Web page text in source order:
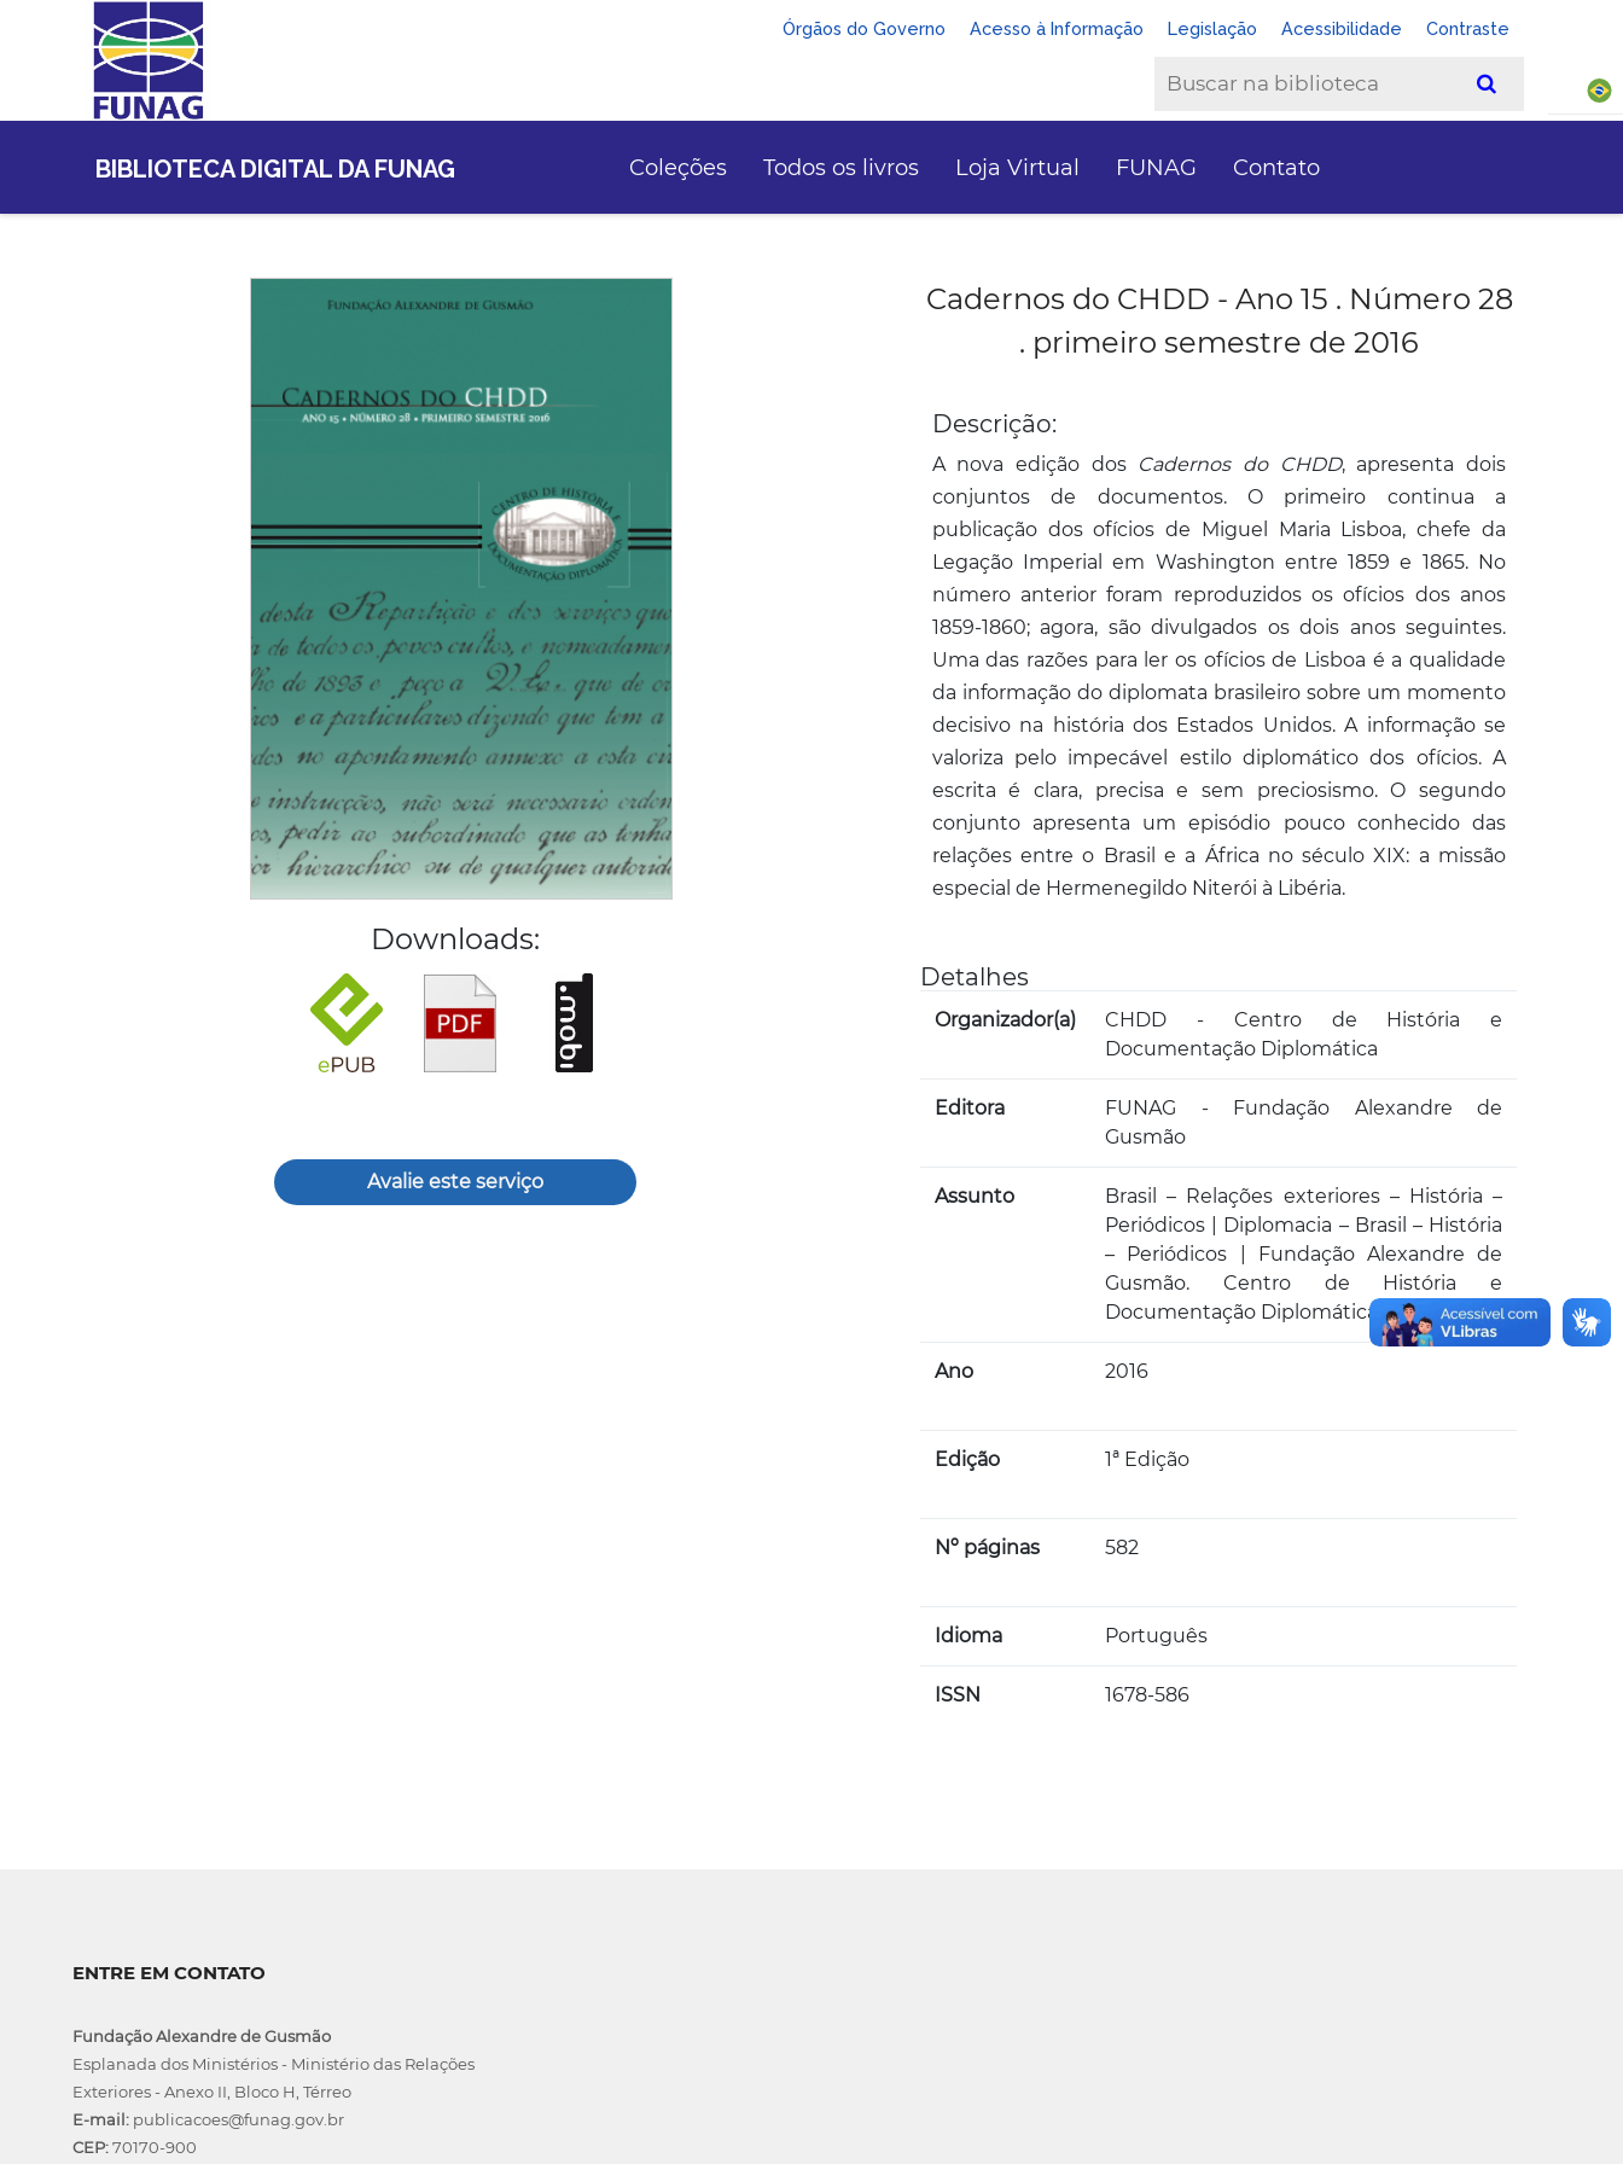
Órgãos do Governo Acesso à Informação Legislação Acessibilidade Contraste
BIBLIOTECA DIGITAL DA FUNAG Coleções Todos os livros Loja Virtual FUNAG Contato
Downloads:
Avalie este serviço
Cadernos do CHDD - Ano 15 . Número 28
. primeiro semestre de 2016
Descrição:
A nova edição dos Cadernos do CHDD, apresenta dois
conjuntos de documentos. O primeiro continua a
publicação dos ofícios de Miguel Maria Lisboa, chefe da
Legação Imperial em Washington entre 1859 e 1865. No
número anterior foram reproduzidos os ofícios dos anos
1859-1860; agora, são divulgados os dois anos seguintes.
Uma das razões para ler os ofícios de Lisboa é a qualidade
da informação do diplomata brasileiro sobre um momento
decisivo na história dos Estados Unidos. A informação se
valoriza pelo impecável estilo diplomático dos ofícios. A
escrita é clara, precisa e sem preciosismo. O segundo
conjunto apresenta um episódio pouco conhecido das
relações entre o Brasil e a África no século XIX: a missão
especial de Hermenegildo Niterói à Libéria.
Detalhes
Organizador(a)
CHDD - Centro de História e
Documentação Diplomática
Editora
FUNAG - Fundação Alexandre de
Gusmão
Assunto
Brasil – Relações exteriores – História –
Periódicos | Diplomacia – Brasil – História
– Periódicos | Fundação Alexandre de
Gusmão. Centro de História e
Documentação Diplomática
Ano 2016
Edição 1ª Edição
Nº páginas 582
Idioma Português
ISSN 1678-586
ENTRE EM CONTATO
Fundação Alexandre de Gusmão
Esplanada dos Ministérios - Ministério das Relações
Exteriores - Anexo II, Bloco H, Térreo
E-mail: publicacoes@funag.gov.br
CEP:70170-900